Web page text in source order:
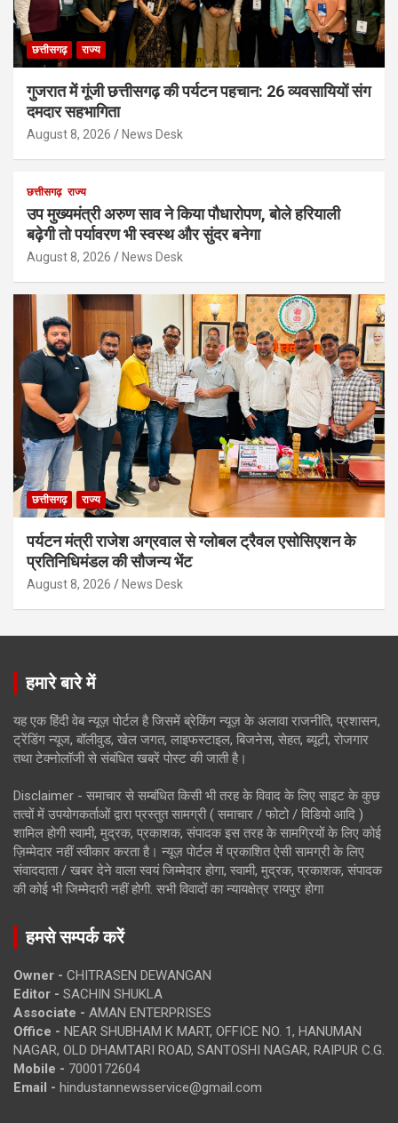
छत्तीसगढ़ राज्य
गुजरात में गूंजी छत्तीसगढ़ की पर्यटन पहचान: 26 व्यवसायियों संग
दमदार सहभागिता
August 8, 2026 News Desk
छत्तीसगढ़ राज्य
उप मुख्यमंत्री अरुण साव ने किया पौधारोपण, बोले हरियाली
बढ़ेगी तो पर्यावरण भी स्वस्थ और सुंदर बनेगा
August 8, 2026 News Desk
छत्तीसगढ़ राज्य
पर्यटन मंत्री राजेश अग्रवाल से ग्लोबल ट्रैवल एसोसिएशन के
प्रतिनिधिमंडल की सौजन्य भेंट
August 8, 2026 News Desk
हमारे बारे में
यह एक हिंदी वेब न्यूज़ पोर्टल है जिसमें ब्रेकिंग न्यूज़ के अलावा राजनीति, प्रशासन,
ट्रेंडिंग न्यूज, बॉलीवुड, खेल जगत, लाइफस्टाइल, बिजनेस, सेहत, ब्यूटी, रोजगार
तथा टेक्नोलॉजी से संबंधित खबरें पोस्ट की जाती है।
Disclaimer - समाचार से सम्बंधित किसी भी तरह के विवाद के लिए साइट के कुछ
तत्वों में उपयोगकर्ताओं द्वारा प्रस्तुत सामग्री ( समाचार / फोटो / विडियो आदि )
शामिल होगी स्वामी, मुद्रक, प्रकाशक, संपादक इस तरह के सामग्रियों के लिए कोई
ज़िम्मेदार नहीं स्वीकार करता है। न्यूज़ पोर्टल में प्रकाशित ऐसी सामग्री के लिए
संवाददाता / खबर देने वाला स्वयं जिम्मेदार होगा, स्वामी, मुद्रक, प्रकाशक, संपादक
की कोई भी जिम्मेदारी नहीं होगी. सभी विवादों का न्यायक्षेत्र रायपुर होगा
हमसे सम्पर्क करें
Owner - CHITRASEN DEWANGAN
Editor - SACHIN SHUKLA
Associate - AMAN ENTERPRISES
Office - NEAR SHUBHAM K MART, OFFICE NO. 1, HANUMAN
NAGAR, OLD DHAMTARI ROAD, SANTOSHI NAGAR, RAIPUR C.G.
Mobile - 7000172604
Email - hindustannewsservice@gmail.com